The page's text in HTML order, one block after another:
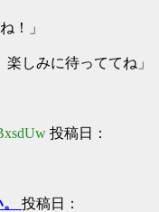
！」
しみに待っててね」
投稿日：
投稿日：